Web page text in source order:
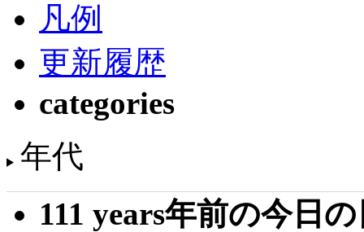
凡例
更新履歴
categories
年代
111 years年前の今日